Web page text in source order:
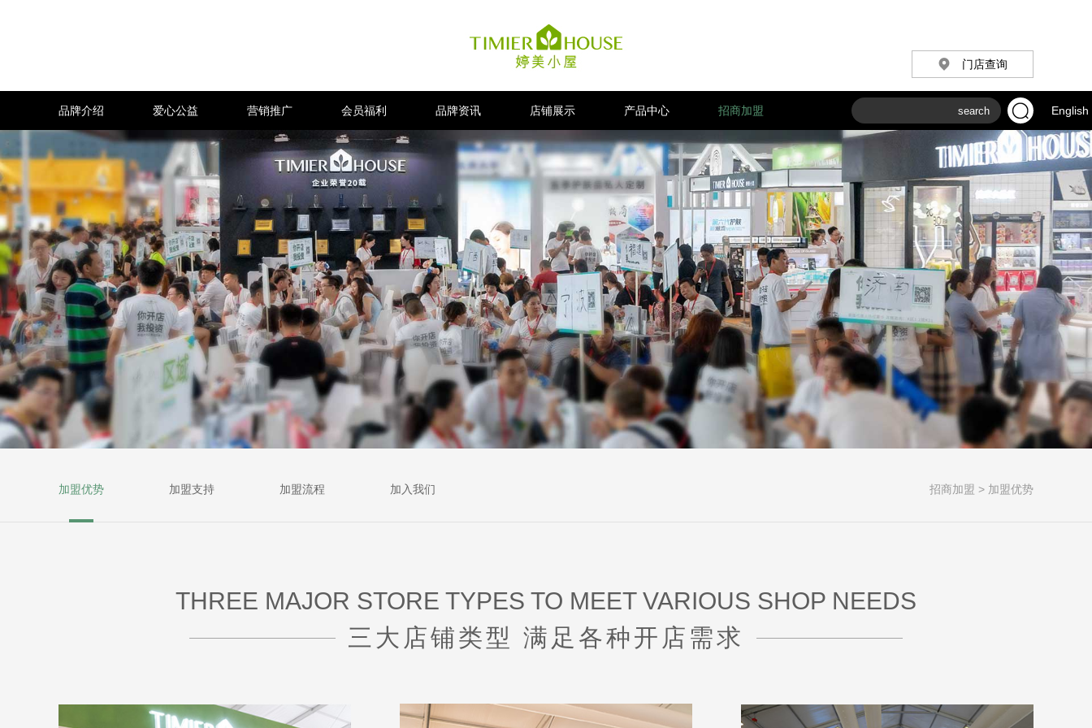
门店查询
English
品牌介绍 爱心公益 营销推广 会员福利 品牌资讯 店铺展示 产品中心 招商加盟
加盟优势 加盟支持 加盟流程 加入我们 招商加盟 > 加盟优势
THREE MAJOR STORE TYPES TO MEET VARIOUS SHOP NEEDS
三大店铺类型 满足各种开店需求